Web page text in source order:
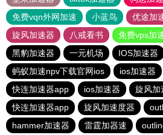
免费vqn外网加速
小蓝鸟 优途加
旋风加速器
八戒看书
免费vps加
黑豹加速器
一元机场 IOS加速器
蚂蚁加速npv下载官网ios
ios加速器
快连加速器app
ios加速器 旋风加
快连加速器app
旋风加速度器
hammer加速器
雷霆加器速